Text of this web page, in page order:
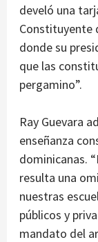
develó una
Constituyente
donde su
que las
pergamino”.
Ray Guevara
enseñanza
dominicanas.
resulta una
nuestras
públicos y
mandato del